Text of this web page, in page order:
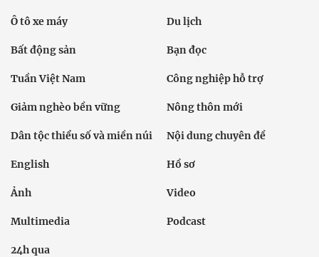
Ô tô xe máy Du lịch
Bất động sản Bạn đọc
Tuần Việt Nam Công nghiệp hỗ trợ
Giảm nghèo bền vững Nông thôn mới
Dân tộc thiểu số và miền núi Nội dung chuyên đề
English Hồ sơ
Ảnh Video
Multimedia Podcast
24h qua